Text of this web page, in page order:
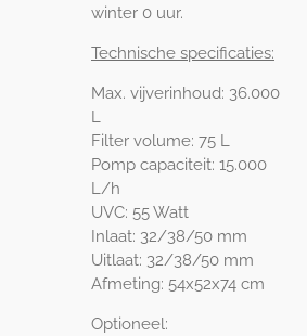
winter 0 uur.
Technische specificaties:
Max. vijverinhoud: 36.000
L
Filter volume: 75 L
Pomp capaciteit: 15.000
L/h
UVC: 55 Watt
Inlaat: 32/38/50 mm
Uitlaat: 32/38/50 mm
Afmeting: 54x52x74 cm
Optioneel: